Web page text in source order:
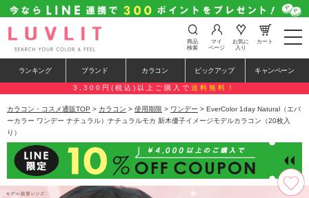
t
o
e
n
a
t
i
o
n
商品
検索
マイ
ページ
お気に
入り
カート
ランキング ブランド カラコン ピックアップ キャンペーン
3,300円(税込)以上ご購入で 送料無料！
カラコン・コスメ通販TOP > カラコン > 使用期限 > ワンデー > EverColor 1day Natural（エバ
ーカラー ワンデー ナチュラル）ナチュラルモカ 新木優子イメージモデルカラコン（20枚入
り）